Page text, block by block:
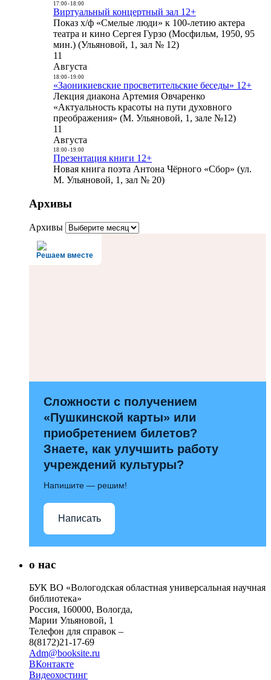
17:00- 18:00
Виртуальный концертный зал 12+
Показ х/ф «Смелые люди» к 100-летию актера
театра и кино Сергея Гурзо (Мосфильм, 1950, 95
мин.) (Ульяновой, 1, зал № 12)
11
Августа
18:00- 19:00
«Заоникиевские просветительские беседы» 12+
Лекция диакона Артемия Овчаренко
«Актуальность красоты на пути духовного
преображения» (М. Ульяновой, 1, зале №12)
11
Августа
18:00- 19:00
Презентация книги 12+
Новая книга поэта Антона Чёрного «Сбор» (ул.
М. Ульяновой, 1, зал № 20)
Архивы
Архивы
Решаем вместе
Сложности с получением
«Пушкинской карты» или
приобретением билетов?
Знаете, как улучшить работу
учреждений культуры?
Напишите — решим!
Написать
о нас
БУК ВО «Вологодская областная универсальная научная
библиотека»
Россия, 160000, Вологда,
Марии Ульяновой, 1
Телефон для справок –
8(8172)21-17-69
Adm@booksite.ru
ВКонтакте
Видеохостинг